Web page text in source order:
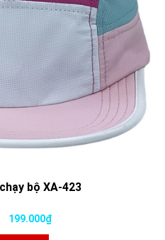
bộ XA-423
199.000₫